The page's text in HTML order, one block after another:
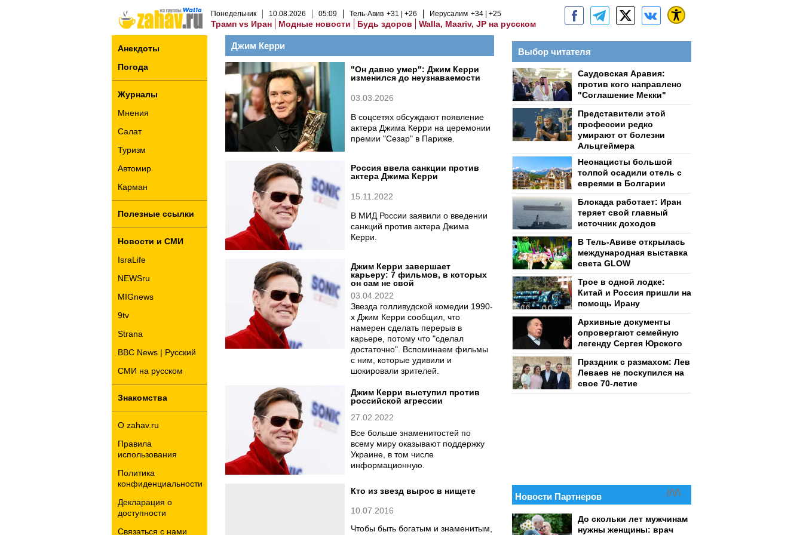
Понедельник 10.08.2026 05:09 Тель-Авив +31 +26 Иерусалим +34 +25
Трамп vs Иран Модные новости Будь здоров Walla, Maariv, JP на русском
Анекдоты
Погода
Журналы
Мнения
Салат
Туризм
Автомир
Карман
Полезные ссылки
Новости и СМИ
IsraLife
NEWSru
MIGnews
9tv
Strana
BBC News | Русский
СМИ на русском
Знакомства
О zahav.ru
Правила
использования
Политика
конфиденциальности
Декларация о
доступности
Связаться с нами
Джим Керри
"Он давно умер": Джим Керри
изменился до неузнаваемости
03.03.2026
В соцсетях обсуждают появление
актера Джима Керри на церемонии
премии "Сезар" в Париже.
Россия ввела санкции против
актера Джима Керри
15.11.2022
В МИД России заявили о введении
санкций против актера Джима
Керри.
Джим Керри завершает
карьеру: 7 фильмов, в которых
он сам не свой
03.04.2022
Звезда голливудской комедии 1990-
х Джим Керри сообщил, что
намерен сделать перерыв в
карьере, потому что "сделал
достаточно". Вспоминаем фильмы
с ним, которые удивили и
шокировали зрителей.
Джим Керри выступил против
российской агрессии
27.02.2022
Все больше знаменитостей по
всему миру оказывают поддержку
Украине, в том числе
информационную.
Кто из звезд вырос в нищете
10.07.2016
Чтобы быть богатым и знаменитым,
Выбор читателя
Саудовская Аравия:
против кого направлено
"Соглашение Мекки"
Представители этой
профессии редко
умирают от болезни
Альцгеймера
Неонацисты большой
толпой осадили отель с
евреями в Болгарии
Блокада работает: Иран
теряет свой главный
источник доходов
В Тель-Авиве открылась
международная выставка
света GLOW
Трое в одной лодке:
Китай и Россия пришли на
помощь Ирану
Архивные документы
опровергают семейную
легенду Сергея Юрского
Праздник с размахом: Лев
Леваев не поскупился на
свое 70-летие